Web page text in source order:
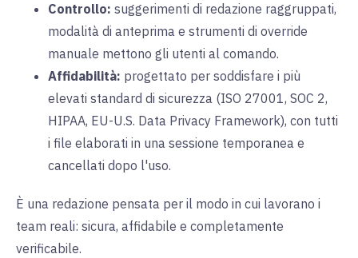
Controllo: suggerimenti di redazione raggruppati,
modalità di anteprima e strumenti di override
manuale mettono gli utenti al comando.
Affidabilità: progettato per soddisfare i più
elevati standard di sicurezza (ISO 27001, SOC 2,
HIPAA, EU-U.S. Data Privacy Framework), con tutti
i file elaborati in una sessione temporanea e
cancellati dopo l'uso.
È una redazione pensata per il modo in cui lavorano i
team reali: sicura, affidabile e completamente
verificabile.